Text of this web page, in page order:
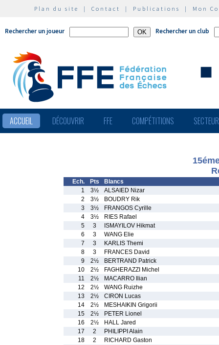
Plan du site | Contact | Publications | Mon
Rechercher un joueur Rechercher un club
ACCUEIL DÉCOUVRIR FFE COMPÉTITIONS
Ech. Pts
Blancs
1
3½
ALSAIED Nizar
2
3½
BOUDRY Rik
3
3½
FRANGOS Cyrille
4
3½
RIES Rafael
5
3
ISMAYILOV Hikmat
6
3
WANG Elie
7
3
KARLIS Themi
8
3
FRANCES David
9
2½
BERTRAND Patrick
10
2½
FAGHERAZZI Michel
11
2½
MACARRO Ilian
12
2½
WANG Ruizhe
13
2½
CIRON Lucas
14
2½
MESHAIKIN Grigorii
15
2½
PETER Lionel
16
2½
HALL Jared
17
2
PHILIPPI Alain
18
2
RICHARD Gaston